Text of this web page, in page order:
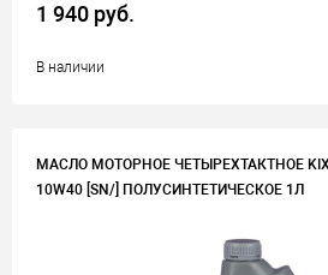
1 940 руб.
В наличии
МАСЛО МОТОРНОЕ ЧЕТЫРЕХТАКТНОЕ KIXX
10W40 [SN/] ПОЛУСИНТЕТИЧЕСКОЕ 1Л